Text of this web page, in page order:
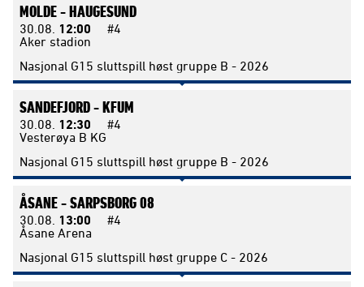
MOLDE -HAUGESUND
30.08. 12:00
#4
Aker stadion
Nasjonal G15 sluttspill høst gruppe B - 2026
SANDEFJORD -KFUM
30.08. 12:30
#4
Vesterøya B KG
Nasjonal G15 sluttspill høst gruppe B - 2026
ÅSANE -SARPSBORG 08
30.08. 13:00
#4
Åsane Arena
Nasjonal G15 sluttspill høst gruppe C - 2026